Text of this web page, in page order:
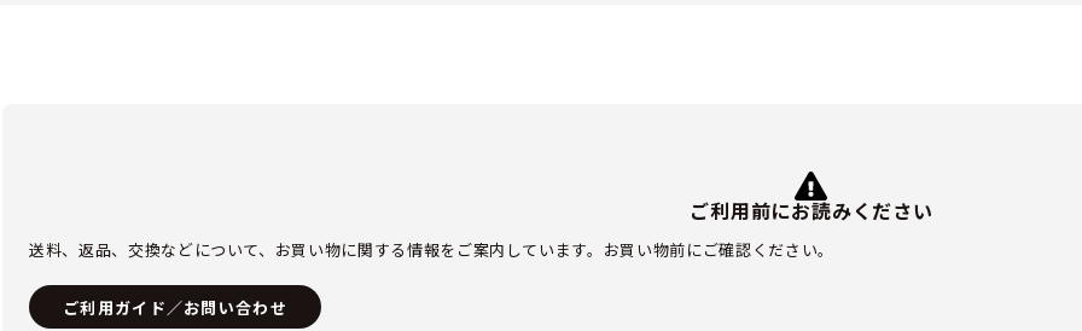
ご利用前にお読みください
送料、返品、交換などについて、お買い物に関する情報をご案内しています。お買い物前にご確認ください。
ご利用ガイド／お問い合わせ